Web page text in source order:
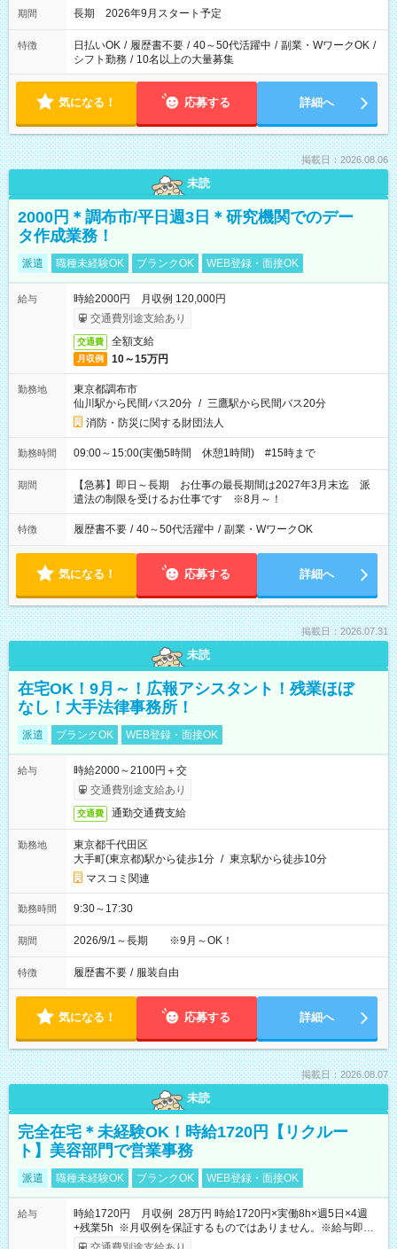
期間 長期 2026年9月スタート予定
特徴 日払いOK / 履歴書不要 / 40～50代活躍中 / 副業・WワークOK /
シフト勤務 / 10名以上の大量募集
気になる！ 応募する 詳細へ
掲載日：2026.08.06
未読
2000円＊調布市/平日週3日＊研究機関でのデー
タ作成業務！
派遣 職種未経験OK ブランクOK WEB登録・面接OK
給与
時給2000円 月収例 120,000円
交通費別途支給あり
交通費 全額支給
月収例 10～15万円
勤務地
東京都調布市
仙川駅から民間バス20分 / 三鷹駅から民間バス20分
消防・防災に関する財団法人
勤務時間 09:00～15:00(実働5時間 休憩1時間) #15時まで
期間
【急募】即日～長期 お仕事の最長期間は2027年3月末迄 派
遣法の制限を受けるお仕事です ※8月～！
特徴 履歴書不要 / 40～50代活躍中 / 副業・WワークOK
気になる！ 応募する 詳細へ
掲載日：2026.07.31
未読
在宅OK！9月～！広報アシスタント！残業ほぼ
なし！大手法律事務所！
派遣 ブランクOK WEB登録・面接OK
給与
時給2000～2100円＋交
交通費別途支給あり
交通費 通勤交通費支給
勤務地
東京都千代田区
大手町(東京都)駅から徒歩1分 / 東京駅から徒歩10分
マスコミ関連
勤務時間 9:30～17:30
期間 2026/9/1～長期 ※9月～OK！
特徴 履歴書不要 / 服装自由
気になる！ 応募する 詳細へ
掲載日：2026.08.07
未読
完全在宅＊未経験OK！時給1720円【リクルー
ト】美容部門で営業事務
派遣 職種未経験OK ブランクOK WEB登録・面接OK
給与
時給1720円 月収例 28万円 時給1720円×実働8h×週5日×4週
+残業5h ※月収例を保証するものではありません。※給与即受
取りサービス利用可（利用条件有）